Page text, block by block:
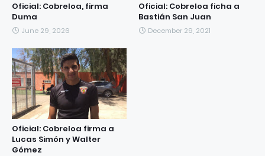
Oficial: Cobreloa, firma
Duma
June 29, 2026
Oficial: Cobreloa ficha a
Bastián San Juan
December 29, 2021
Oficial: Cobreloa firma a
Lucas Simón y Walter
Gómez